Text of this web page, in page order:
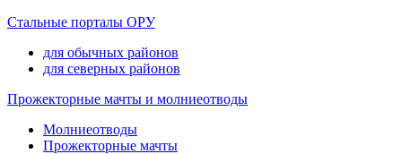
Стальные порталы ОРУ
для обычных районов
для северных районов
Прожекторные мачты и молниеотводы
Молниеотводы
Прожекторные мачты